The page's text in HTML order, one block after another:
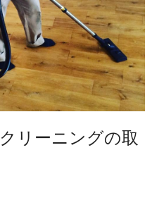
リーニングの取